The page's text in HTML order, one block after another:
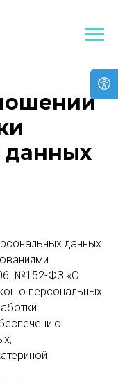
данных
данных
№152-ФЗ «О
о персональных